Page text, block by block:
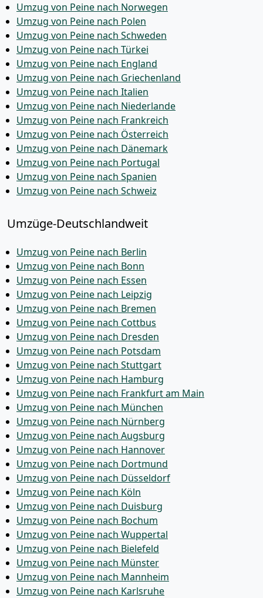
Umzug von Peine nach Norwegen
Umzug von Peine nach Polen
Umzug von Peine nach Schweden
Umzug von Peine nach Türkei
Umzug von Peine nach England
Umzug von Peine nach Griechenland
Umzug von Peine nach Italien
Umzug von Peine nach Niederlande
Umzug von Peine nach Frankreich
Umzug von Peine nach Österreich
Umzug von Peine nach Dänemark
Umzug von Peine nach Portugal
Umzug von Peine nach Spanien
Umzug von Peine nach Schweiz
Umzüge-Deutschlandweit
Umzug von Peine nach Berlin
Umzug von Peine nach Bonn
Umzug von Peine nach Essen
Umzug von Peine nach Leipzig
Umzug von Peine nach Bremen
Umzug von Peine nach Cottbus
Umzug von Peine nach Dresden
Umzug von Peine nach Potsdam
Umzug von Peine nach Stuttgart
Umzug von Peine nach Hamburg
Umzug von Peine nach Frankfurt am Main
Umzug von Peine nach München
Umzug von Peine nach Nürnberg
Umzug von Peine nach Augsburg
Umzug von Peine nach Hannover
Umzug von Peine nach Dortmund
Umzug von Peine nach Düsseldorf
Umzug von Peine nach Köln
Umzug von Peine nach Duisburg
Umzug von Peine nach Bochum
Umzug von Peine nach Wuppertal
Umzug von Peine nach Bielefeld
Umzug von Peine nach Münster
Umzug von Peine nach Mannheim
Umzug von Peine nach Karlsruhe